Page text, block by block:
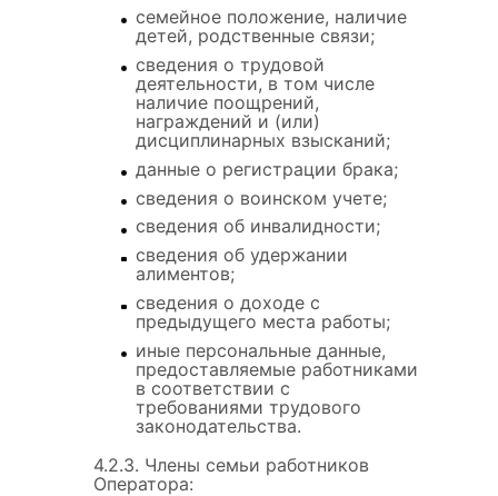
семейное положение, наличие
детей, родственные связи;
сведения о трудовой
деятельности, в том числе
наличие поощрений,
награждений и (или)
дисциплинарных взысканий;
данные о регистрации брака;
сведения о воинском учете;
сведения об инвалидности;
сведения об удержании
алиментов;
сведения о доходе с
предыдущего места работы;
иные персональные данные,
предоставляемые работниками
в соответствии с
требованиями трудового
законодательства.
4.2.3. Члены семьи работников
Оператора: